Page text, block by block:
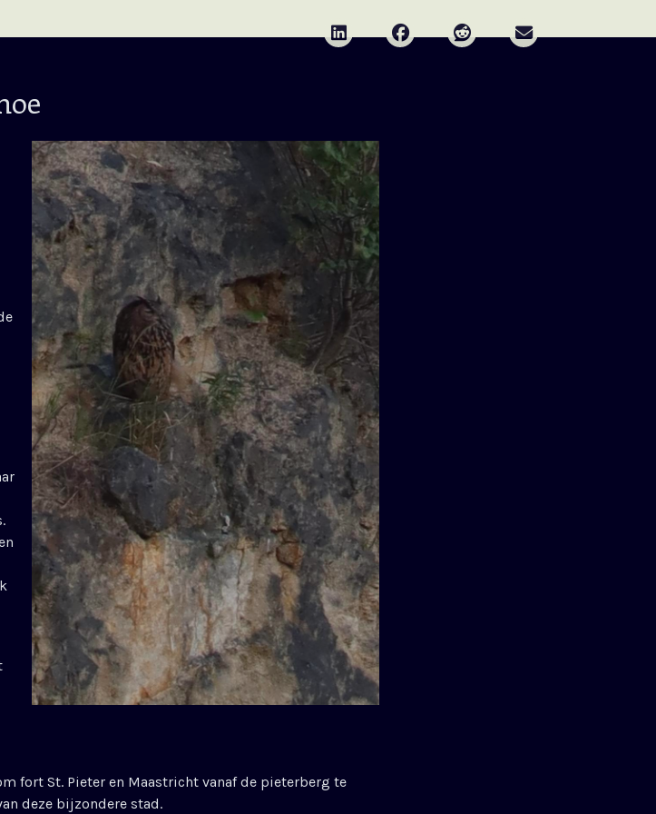
Deel via LinkedInDeel via Facebook
Deel via Reddit
fort St. Pieter en Maastricht vanaf de pieterberg te
deze bijzondere stad.